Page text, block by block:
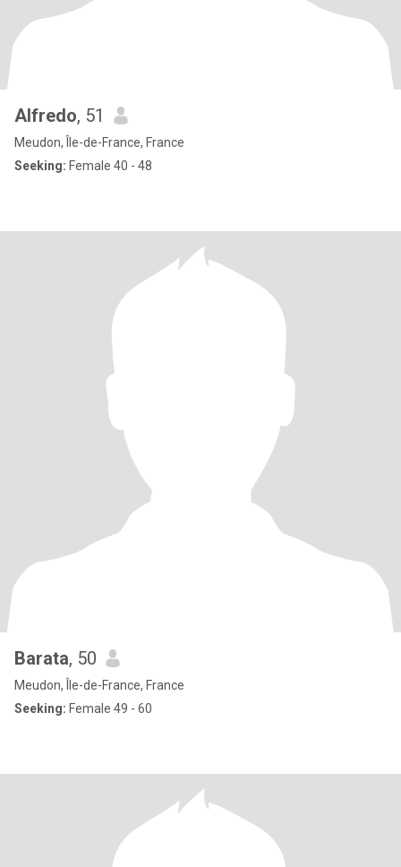
Alfredo, 51
Meudon, Île-de-France, France
Seeking: Female 40 - 48
Barata, 50
Meudon, Île-de-France, France
Seeking: Female 49 - 60